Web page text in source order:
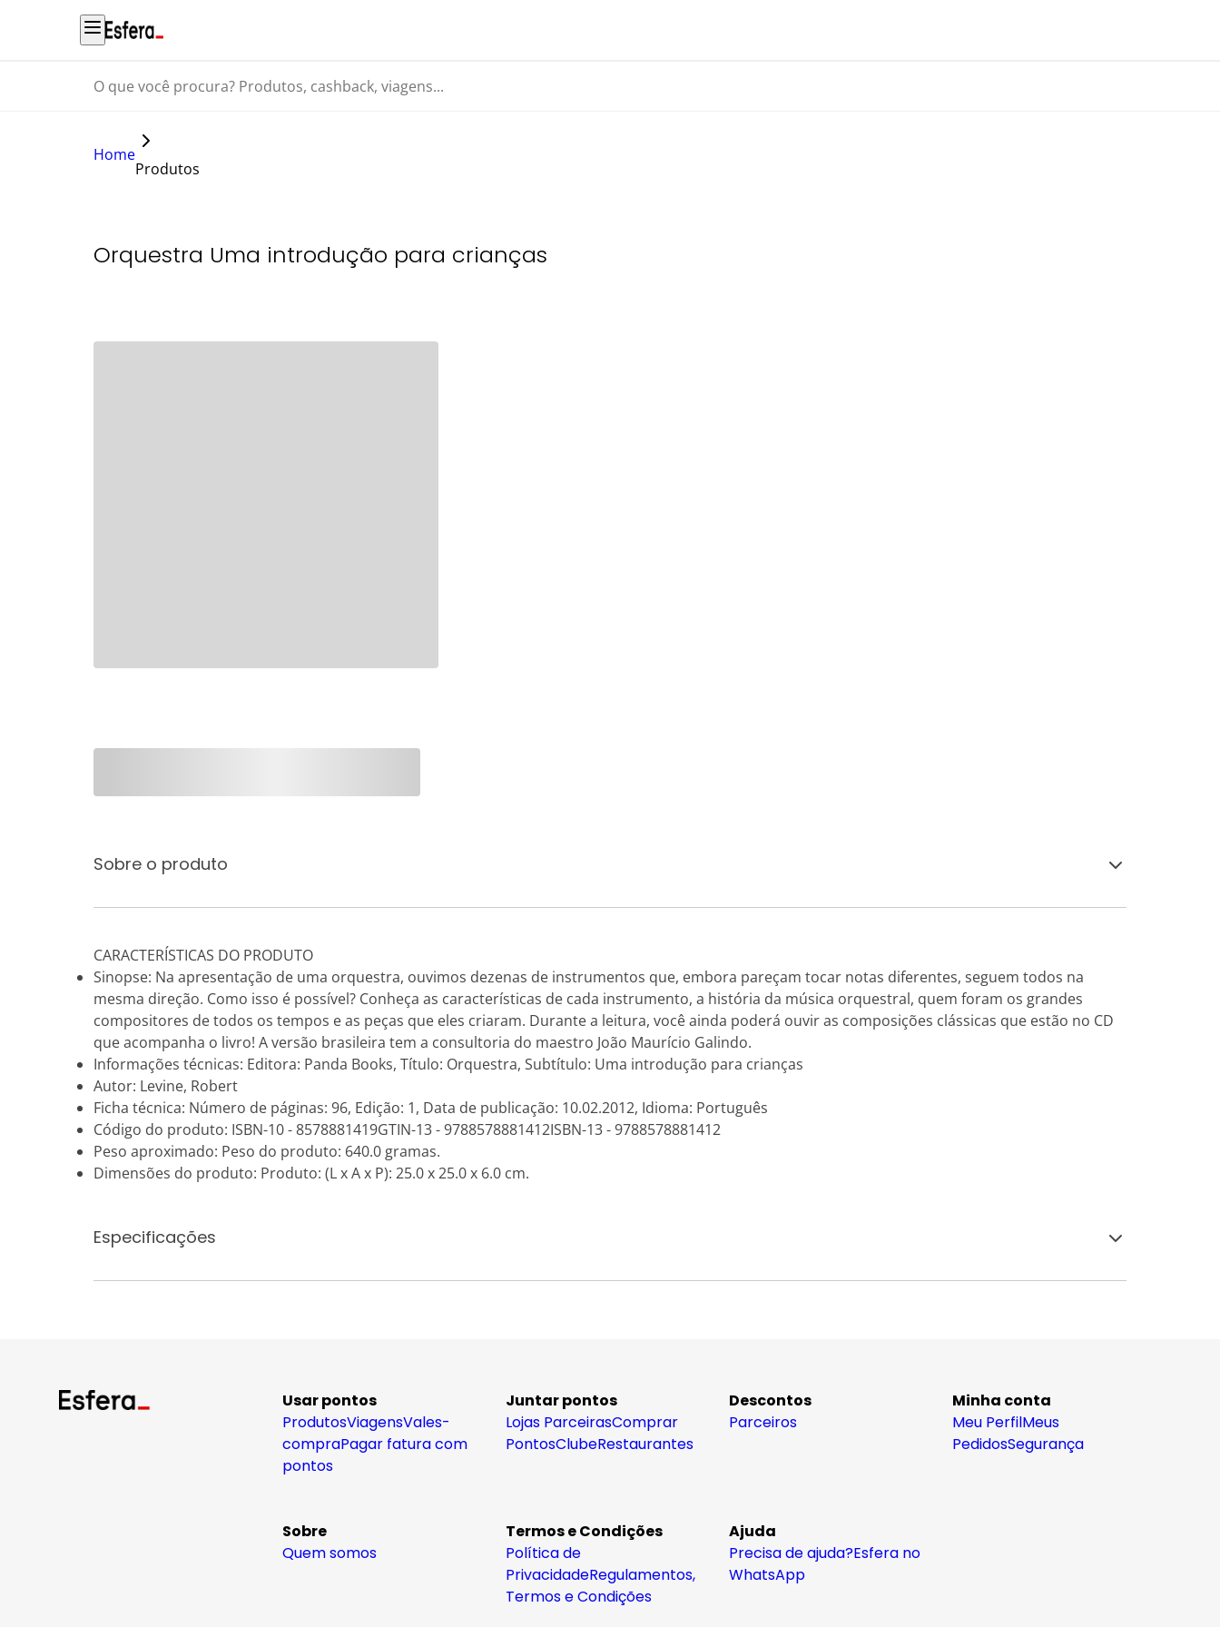
O que você procura? Produtos, cashback, viagens...
Home
Produtos
Orquestra Uma introdução para crianças
Sobre o produto
CARACTERÍSTICAS DO PRODUTO
Sinopse: Na apresentação de uma orquestra, ouvimos dezenas de instrumentos que, embora pareçam tocar notas diferentes, seguem todos na
mesma direção. Como isso é possível? Conheça as características de cada instrumento, a história da música orquestral, quem foram os grandes
compositores de todos os tempos e as peças que eles criaram. Durante a leitura, você ainda poderá ouvir as composições clássicas que estão no CD
que acompanha o livro! A versão brasileira tem a consultoria do maestro João Maurício Galindo.
Informações técnicas: Editora: Panda Books, Título: Orquestra, Subtítulo: Uma introdução para crianças
Autor: Levine, Robert
Ficha técnica: Número de páginas: 96, Edição: 1, Data de publicação: 10.02.2012, Idioma: Português
Código do produto: ISBN-10 - 8578881419GTIN-13 - 9788578881412ISBN-13 - 9788578881412
Peso aproximado: Peso do produto: 640.0 gramas.
Dimensões do produto: Produto: (L x A x P): 25.0 x 25.0 x 6.0 cm.
Especificações
Usar pontos
ProdutosViagensVales-
compraPagar fatura com
pontos
Juntar pontos
Lojas ParceirasComprar
PontosClubeRestaurantes
Descontos
Parceiros
Minha conta
Meu PerfilMeus
PedidosSegurança
Sobre
Quem somos
Termos e Condições
Política de
PrivacidadeRegulamentos,
Termos e Condições
Ajuda
Precisa de ajuda?Esfera no
WhatsApp